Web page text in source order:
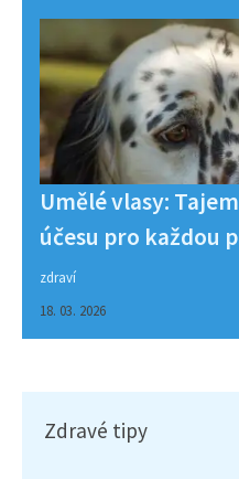
Umělé vlasy:
účesu pro každou
zdraví
18. 03. 2026
Zdravé tipy